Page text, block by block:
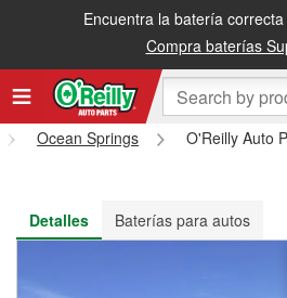
Encuentra la batería
Compra baterías
Recibe tu orden gratis al día
Ocean Springs
O'Reilly Auto
Detalles
Baterías para autos